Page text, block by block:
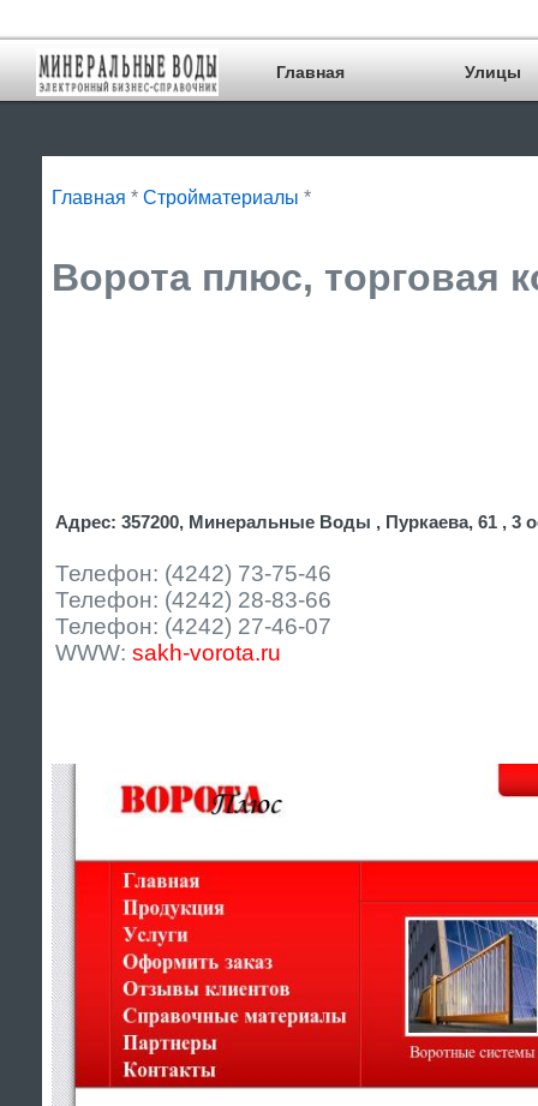
Главная Улицы
Главная * Стройматериалы *
Ворота плюс, торговая
Адрес: 357200, Минеральные Воды , Пуркаева, 61 , 3
Телефон: (4242) 73-75-46
Телефон: (4242) 28-83-66
Телефон: (4242) 27-46-07
WWW: sakh-vorota.ru